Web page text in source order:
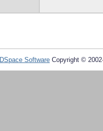
DSpace Software Copyright ©